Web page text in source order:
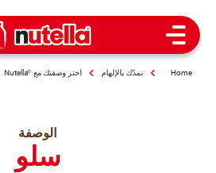
Home نمدّك بالإلهام اختر وصفتك مع ®
Nutella
الوصفة
سلو